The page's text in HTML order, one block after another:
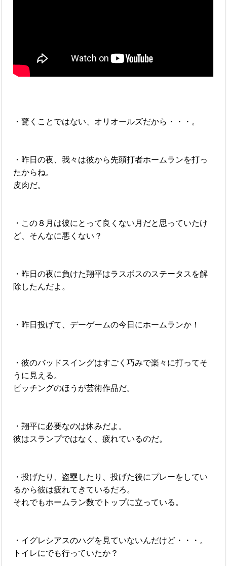
・驚くことではない、オリオールズだから・・・。
・昨日の夜、我々は彼から先頭打者ホームランを打っ
たからね。
皮肉だ。
・この８月は彼にとって良くない月だと思っていたけ
ど、そんなに悪くない？
・昨日の夜に負けた翔平はラスボスのステータスを解
除したんだよ。
・昨日投げて、デーゲームの今日にホームランか！
・彼のバッドスイングはすごく巧みで楽々に打ってそ
うに見える。
ピッチングのほうが芸術作品だ。
・翔平に必要なのは休みだよ。
彼はスランプではなく、疲れているのだ。
・投げたり、盗塁したり、投げた後にプレーをしてい
るから彼は疲れてきているだろ。
それでもホームラン数でトップに立っている。
・イグレシアスのハグを見ていないんだけど・・・。
トイレにでも行っていたか？